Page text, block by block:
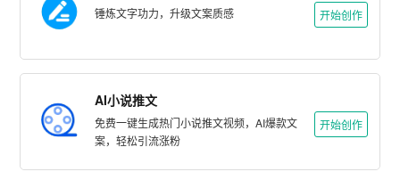
锤炼文字功力，升级文案质感 开始创作
AI小说推文
免费一键生成热门小说推文视频，AI爆款文
案，轻松引流涨粉
开始创作